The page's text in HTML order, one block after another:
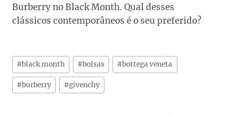
Burberry no Black Month. Qual desses
clássicos contemporâneos é o seu preferido?
Tags
do
Post:
#black month #bolsas #bottega veneta
#burberry #givenchy